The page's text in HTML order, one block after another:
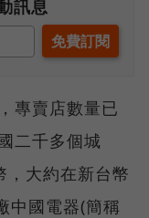
訊息
專賣店數量已
二千多個城
大約在新台幣
中國電器(簡稱